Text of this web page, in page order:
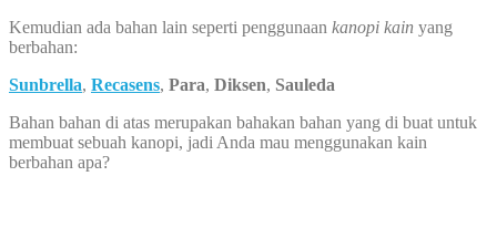
Kemudian ada bahan lain seperti penggunaan kanopi kain yang
berbahan:
Sunbrella, Recasens, Para, Diksen, Sauleda
Bahan bahan di atas merupakan bahakan bahan yang di buat untuk
membuat sebuah kanopi, jadi Anda mau menggunakan kain
berbahan apa?